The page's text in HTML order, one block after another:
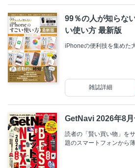
99％の人が知らな
い使い方 最新版
iPhoneの便利技を集めた
雑誌詳細
GetNavi 2026年8
読者の「賢い買い物」を
題のスマートフォンから